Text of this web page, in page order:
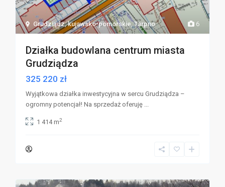
6
Grudziądz,kujawsko-pomorskie,Tarpno
Działka budowlana centrum miasta
Grudziądza
325 220 zł
Wyjątkowa działka inwestycyjna w sercu Grudziądza –
ogromny potencjał! Na sprzedaż oferuję ...
1 414 m2